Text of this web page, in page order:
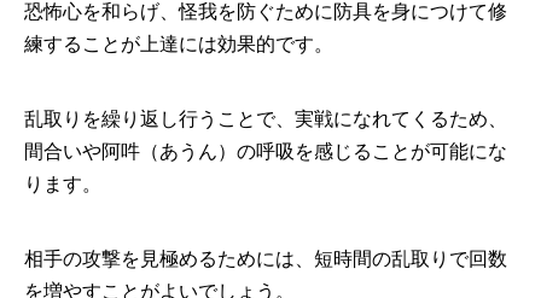
恐怖心を和らげ、怪我を防ぐために防具を身につけて修
練することが上達には効果的です。
乱取りを繰り返し行うことで、実戦になれてくるため、
間合いや阿吽（あうん）の呼吸を感じることが可能にな
ります。
相手の攻撃を見極めるためには、短時間の乱取りで回数
を増やすことがよいでしょう。